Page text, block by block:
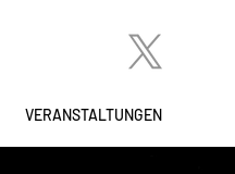
VERANSTALTUNGEN